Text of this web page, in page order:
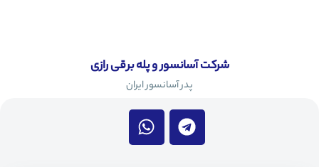
شرکت آسانسور و پله برقی رازی
پدر آسانسور ایران
T
e
l
W
h
a